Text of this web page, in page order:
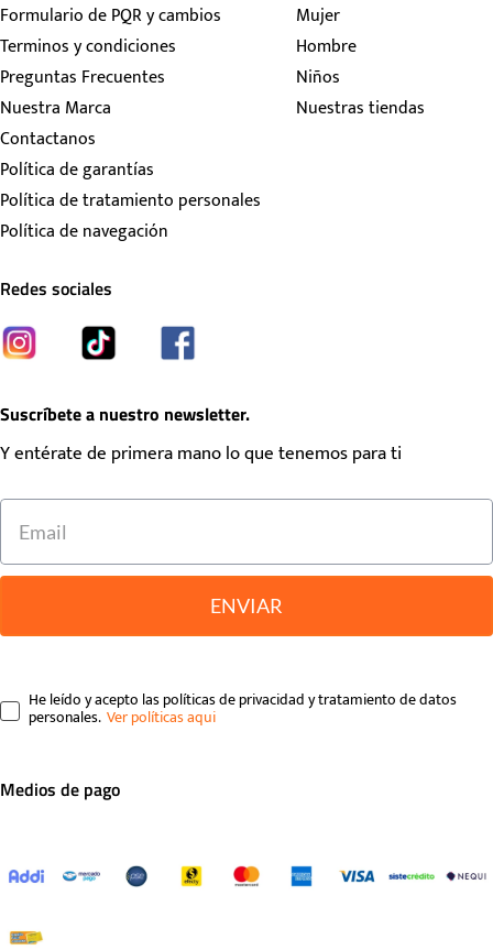
Formulario de PQR y cambios
Terminos y condiciones
Preguntas Frecuentes
Nuestra Marca
Contactanos
Política de garantías
Política de tratamiento personales
Política de navegación
Mujer
Hombre
Niños
Nuestras tiendas
Redes sociales
Suscríbete a nuestro newsletter.
Y entérate de primera mano lo que tenemos para ti
ENVIAR
He leído y acepto las políticas de privacidad y tratamiento de datos
personales.
Medios de pago